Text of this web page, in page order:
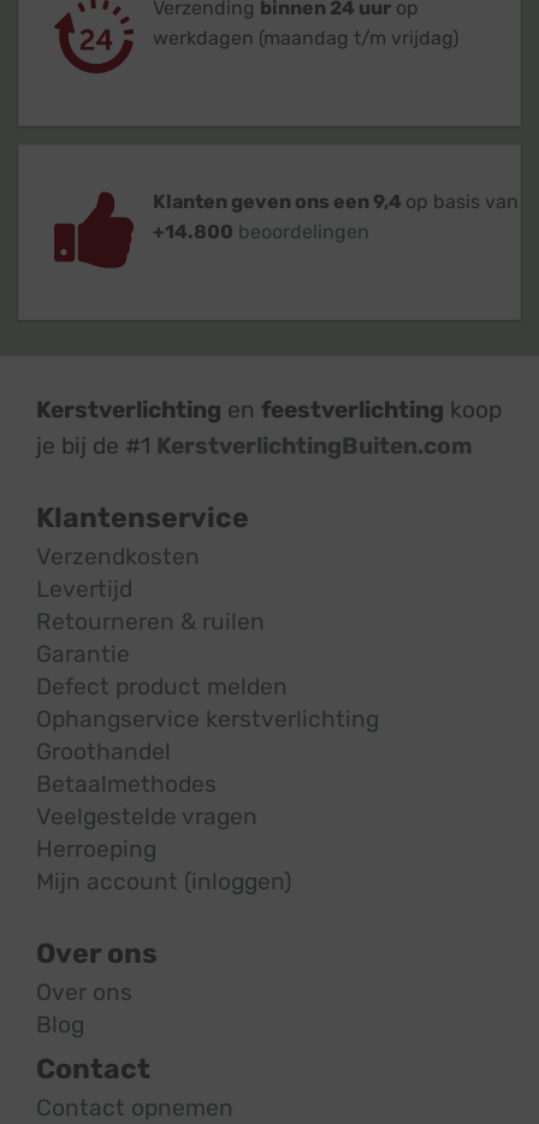
Verzending binnen 24 uur op
werkdagen (maandag t/m vrijdag)
Klanten geven ons een 9,4 op basis van
+14.800 beoordelingen
Kerstverlichting en feestverlichting koop
je bij de #1 KerstverlichtingBuiten.com
Klantenservice
Verzendkosten
Levertijd
Retourneren & ruilen
Garantie
Defect product melden
Ophangservice kerstverlichting
Groothandel
Betaalmethodes
Veelgestelde vragen
Herroeping
Mijn account (inloggen)
Over ons
Over ons
Blog
Contact
Contact opnemen